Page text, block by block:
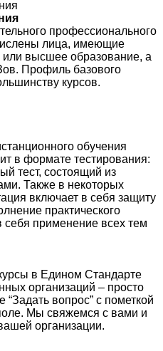
профессионального
лица, имеющие
высшее образование, а
Профиль базового
курсов.
обучения
в формате тестирования:
тест, состоящий из
Также в некоторых
включает в себя защиту
практического
себя применение всех тем
в Едином Стандарте
организаций – просто
“Задать вопрос” с пометкой
Мы свяжемся с вами и
организации.